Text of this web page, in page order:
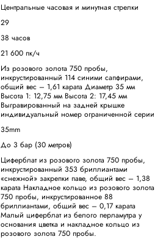
Центральные часовая и минутная стрелки
29
38 часов
21 600 пк/ч
Из розового золота 750 пробы,
инкрустированный 114 синими сапфирами,
общий вес – 1,61 карата Диаметр 35 мм
Высота 1: 12,75 мм Высота 2: 17,45 мм
Выгравированный на задней крышке
индивидуальный номер ограниченной серии
35mm
До 3 бар (30 метров)
Циферблат из розового золота 750 пробы,
инкрустированный 353 бриллиантами
«снежной» закрепки паве, общий вес – 1,38
карата Накладное кольцо из розового золота
750 пробы, инкрустированное 88
бриллиантами, общий вес – 0,17 карата
Малый циферблат из белого перламутра у
основания цветка и накладное кольцо из
розового золота 750 пробы.